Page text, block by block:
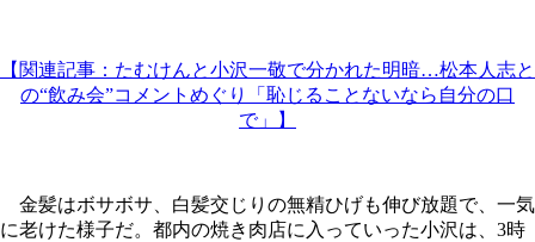
【関連記事：たむけんと小沢一敬で分かれた明暗…松本人志と
の“飲み会”コメントめぐり「恥じることないなら自分の口
で」】
金髪はボサボサ、白髪交じりの無精ひげも伸び放題で、一気
に老けた様子だ。都内の焼き肉店に入っていった小沢は、3時